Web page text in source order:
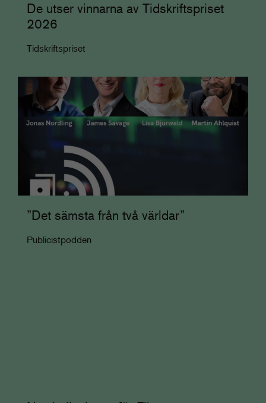
De utser vinnarna av Tidskriftspriset
2026
Tidskriftspriset
”Det sämsta från två världar”
Publicistpodden